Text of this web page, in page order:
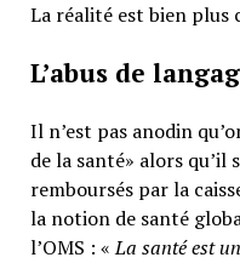
La réalité est bien plus
L’abus de
Il n’est pas anodin
de la santé» alors qu’il
remboursés par la
la notion de santé
l’OMS : «La santé est un